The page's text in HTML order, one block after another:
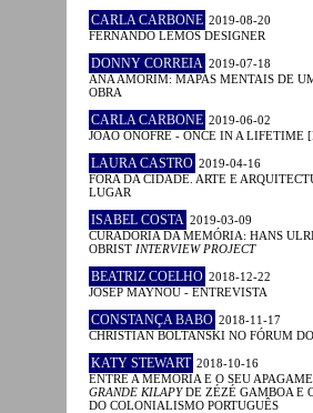
CARLA CARBONE 2019-08-20
FERNANDO LEMOS DESIGNER
DONNY CORREIA 2019-07-18
ANA AMORIM: MAPAS MENTAIS DE
OBRA
CARLA CARBONE 2019-06-02
JOÃO ONOFRE - ONCE IN A LIFETIME
LAURA CASTRO 2019-04-16
FORA DA CIDADE. ARTE E
LUGAR
ISABEL COSTA 2019-03-09
CURADORIA DA MEMÓRIA: HANS
OBRIST INTERVIEW PROJECT
BEATRIZ COELHO 2018-12-22
JOSEP MAYNOU - ENTREVISTA
CONSTANÇA BABO 2018-11-17
CHRISTIAN BOLTANSKI NO FÓRUM
KATY STEWART 2018-10-16
ENTRE A MEMÓRIA E O SEU
GRANDE KILAPYDE ZÉZÉ GAMBOA E
DO COLONIALISMO PORTUGUÊS